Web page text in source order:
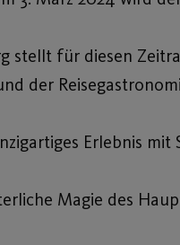
stellt für diesen
der
Erlebnis
Magie des